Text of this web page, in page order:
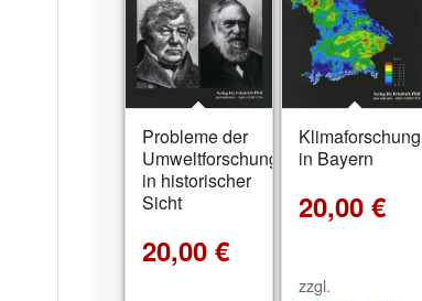
Probleme der
Umweltforschung
in historischer
Sicht
20,00 €
Klimaforschung
in Bayern
20,00€
zzgl.